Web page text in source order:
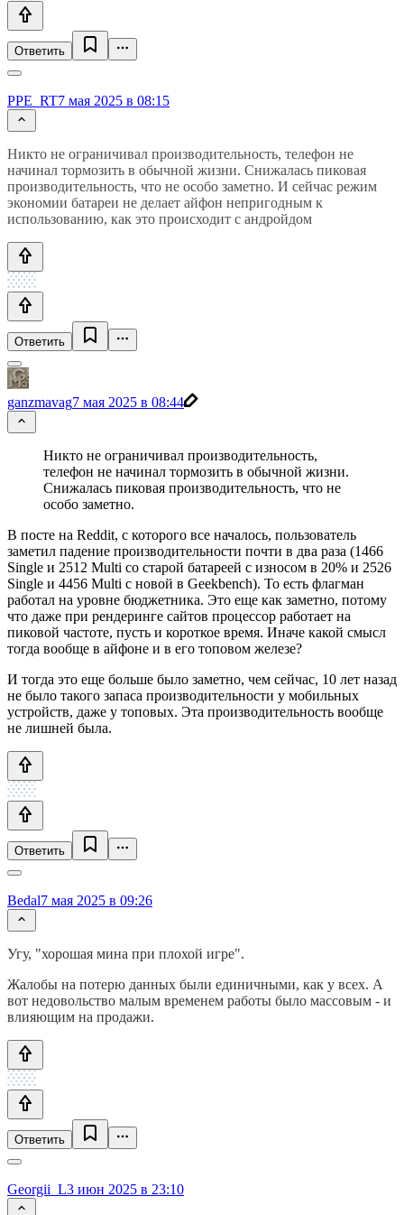
Ответить
PPE_RT7 мая 2025 в 08:15
Никто не ограничивал производительность, телефон не
начинал тормозить в обычной жизни. Снижалась пиковая
производительность, что не особо заметно. И сейчас режим
экономии батареи не делает айфон непригодным к
использованию, как это происходит с андройдом
Ответить
ganzmavag7 мая 2025 в 08:44
Никто не ограничивал производительность,
телефон не начинал тормозить в обычной жизни.
Снижалась пиковая производительность, что не
особо заметно.
В посте на Reddit, с которого все началось, пользователь
заметил падение производительности почти в два раза (1466
Single и 2512 Multi со старой батареей с износом в 20% и 2526
Single и 4456 Multi с новой в Geekbench). То есть флагман
работал на уровне бюджетника. Это еще как заметно, потому
что даже при рендеринге сайтов процессор работает на
пиковой частоте, пусть и короткое время. Иначе какой смысл
тогда вообще в айфоне и в его топовом железе?
И тогда это еще больше было заметно, чем сейчас, 10 лет назад
не было такого запаса производительности у мобильных
устройств, даже у топовых. Эта производительность вообще
не лишней была.
Ответить
Bedal7 мая 2025 в 09:26
Угу, "хорошая мина при плохой игре".
Жалобы на потерю данных были единичными, как у всех. А
вот недовольство малым временем работы было массовым - и
влияющим на продажи.
Ответить
Georgii_L3 июн 2025 в 23:10